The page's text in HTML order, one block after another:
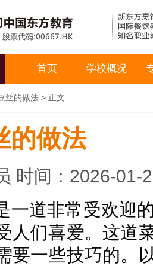
首页 学校概况
丝的做法 > 正文
的做法
时间：2026-01-
一道非常受欢迎
人们喜爱。这道
要一些技巧的。